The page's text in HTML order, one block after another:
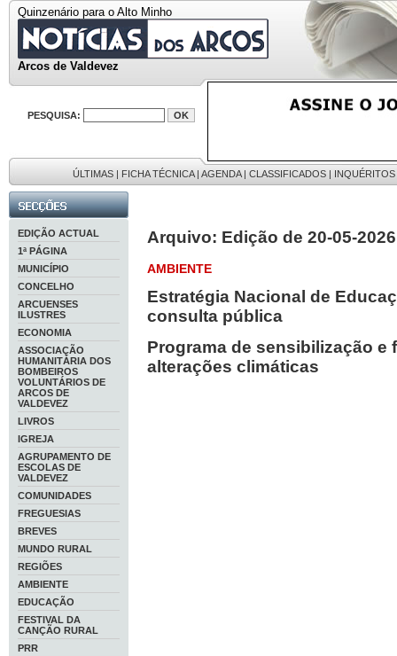
Quinzenário para o Alto Minho
Arcos de Valdevez
PESQUISA:
ÚLTIMAS | FICHA TÉCNICA| AGENDA| CLASSIFICADOS | INQUÉRITOS
EDIÇÃO ACTUAL
1ª PÁGINA
MUNICÍPIO
CONCELHO
ARCUENSES
ILUSTRES
ECONOMIA
ASSOCIAÇÃO
HUMANITÁRIA DOS
BOMBEIROS
VOLUNTÁRIOS DE
ARCOS DE
VALDEVEZ
LIVROS
IGREJA
AGRUPAMENTO DE
ESCOLAS DE
VALDEVEZ
COMUNIDADES
FREGUESIAS
BREVES
MUNDO RURAL
REGIÕES
AMBIENTE
EDUCAÇÃO
FESTIVAL DA
CANÇÃO RURAL
PRR
Arquivo: Edição de 20-05-2026
AMBIENTE
Estratégia Nacional de
consulta pública
Programa de sensibilização e
alterações climáticas